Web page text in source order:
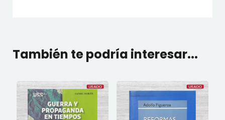
También te podría interesar...